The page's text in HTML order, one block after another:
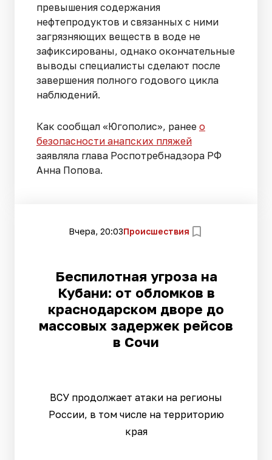
превышения содержания
нефтепродуктов и связанных с ними
загрязняющих веществ в воде не
зафиксированы, однако окончательные
выводы специалисты сделают после
завершения полного годового цикла
наблюдений.
Как сообщал «Югополис», ранее о
безопасности анапских пляжей
заявляла глава Роспотребнадзора РФ
Анна Попова.
Вчера, 20:03Происшествия
Беспилотная угроза на
Кубани: от обломков в
краснодарском дворе до
массовых задержек рейсов
в Сочи
ВСУ продолжает атаки на регионы
России, в том числе на территорию
края